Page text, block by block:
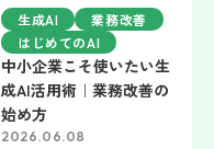
生成AI
業務改善
はじめてのAI
中小企業こそ使いたい生
成AI活用術｜業務改善の
始め方
2026.06.08